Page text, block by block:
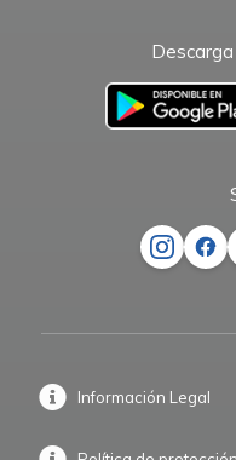
Información Legal